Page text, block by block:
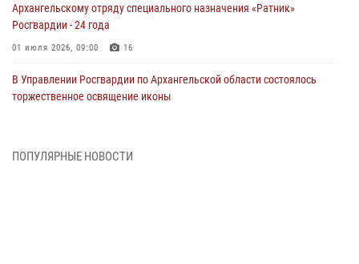
Архангельскому отряду специального назначения «Ратник»
Росгвардии - 24 года
01 июля 2026, 09:00 16
В Управлении Росгвардии по Архангельской области состоялось
торжественное освящение иконы
Военнослужащие по призыву из Архангельской области приняли
ПОПУЛЯРНЫЕ НОВОСТИ